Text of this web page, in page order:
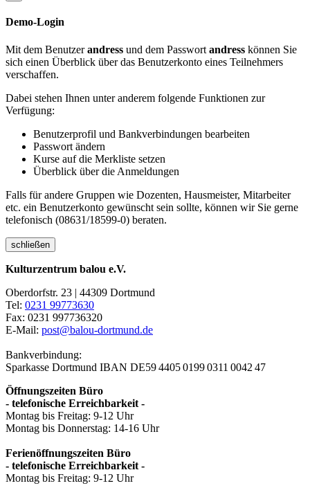
Demo-Login
Mit dem Benutzerandress und dem Passwort andress können Sie
sich einen Überblick über das Benutzerkonto eines Teilnehmers
verschaffen.
Dabei stehen Ihnen unter anderem folgende Funktionen zur
Verfügung:
Benutzerprofil und Bankverbindungen bearbeiten
Passwort ändern
Kurse auf die Merkliste setzen
Überblick über die Anmeldungen
Falls für andere Gruppen wie Dozenten, Hausmeister, Mitarbeiter
etc. ein Benutzerkonto gewünscht sein sollte, können wir Sie gerne
telefonisch (08631/18599-0) beraten.
schließen
Kulturzentrum balou e.V.
Oberdorfstr. 23 | 44309 Dortmund
Tel: 0231 99773630
Fax: 0231 997736320
E-Mail: post@balou-dortmund.de
Bankverbindung:
Sparkasse Dortmund IBAN DE59 4405 0199 0311 0042 47
Öffnungszeiten Büro
- telefonische Erreichbarkeit -
Montag bis Freitag: 9-12 Uhr
Montag bis Donnerstag: 14-16 Uhr
Ferienöffnungszeiten Büro
- telefonische Erreichbarkeit -
Montag bis Freitag: 9-12 Uhr